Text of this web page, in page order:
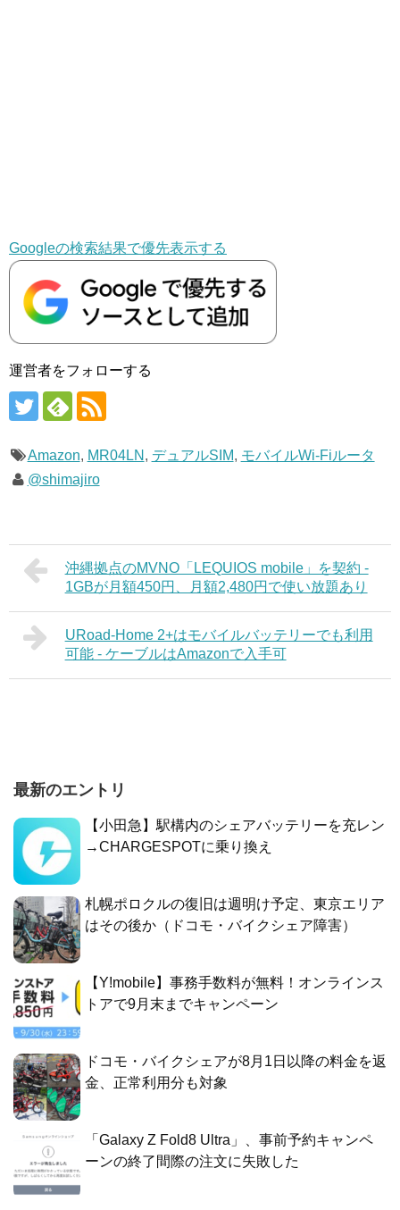
Googleの検索結果で優先表示する
運営者をフォローする
Amazon, MR04LN , デュアルSIM, モバイルWi-Fiルータ
@shimajiro
沖縄拠点のMVNO「LEQUIOS mobile」を契約 -
1GBが月額450円、月額2,480円で使い放題あり
URoad-Home 2+はモバイルバッテリーでも利用
可能 - ケーブルはAmazonで入手可
最新のエントリ
【小田急】駅構内のシェアバッテリーを充レン
→CHARGESPOTに乗り換え
札幌ポロクルの復旧は週明け予定、東京エリア
はその後か（ドコモ・バイクシェア障害）
【Y!mobile】事務手数料が無料！オンラインス
トアで9月末までキャンペーン
ドコモ・バイクシェアが8月1日以降の料金を返
金、正常利用分も対象
「Galaxy Z Fold8 Ultra」、事前予約キャンペ
ーンの終了間際の注文に失敗した